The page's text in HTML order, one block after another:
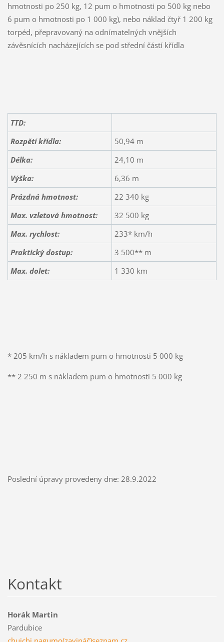
hmotnosti po 250 kg, 12 pum o hmotnosti po 500 kg nebo
6 pum o hmotnosti po 1 000 kg), nebo náklad čtyř 1 200 kg
torpéd, přepravovaný na odnímatelných vnějších
závěsnících nacházejících se pod střední částí křídla
TTD:
Rozpětí křídla:
50,94 m
Délka:
24,10 m
Výška:
6,36 m
Prázdná hmotnost:
22 340 kg
Max. vzletová hmotnost:
32 500 kg
Max. rychlost:
233* km/h
Praktický dostup:
3 500** m
Max. dolet:
1 330 km
* 205 km/h s nákladem pum o hmotnosti 5 000 kg
** 2 250 m s nákladem pum o hmotnosti 5 000 kg
Poslední úpravy provedeny dne: 28.9.2022
Kontakt
Horák Martin
Pardubice